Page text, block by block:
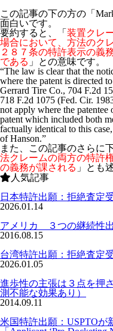
この記事の下の方の「
面白いです。
要約すると、「 装置クレ
場合において、方法のク
２８７条の特許表示の義
である 」との意味です。
“The law is clear that the
where the patent is directed
Gerrard Tire Co., 704 F.2d
718 F.2d 1075 (Fed. Cir.
not apply where the patentee
patent which included both
factually identical to this
of Hanson.”
また、この記事のさらに
法クレームの両方の特許
の義務が課される 」とも
人気記事
日本特許出願：拒絶査定
2026.01.14
アメリカ ３つの継続性出
2016.08.15
台湾特許出願：拒絶査定
2026.01.05
進歩性の主張は３点を押
測不能な効果あり）
2014.09.11
米国特許出願：USPTOが